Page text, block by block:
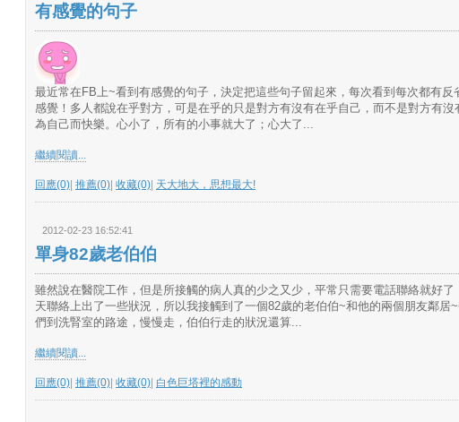
有感覺的句子
最近常在FB上~看到有感覺的句子，決定把這些句子留起來，每次看到每次都有反
感覺！多人都說在乎對方，可是在乎的只是對方有沒有在乎自己，而不是對方有沒
為自己而快樂。心小了，所有的小事就大了；心大了...
繼續閱讀...
回應(0) 推薦(0) 收藏(0) 天大地大，思想最大!
2012-02-23 16:52:41
單身82歲老伯伯
雖然說在醫院工作，但是所接觸的病人真的少之又少，平常只需要電話聯絡就好了
天聯絡上出了一些狀況，所以我接觸到了一個82歲的老伯伯~和他的兩個朋友鄰居
們到洗腎室的路途，慢慢走，伯伯行走的狀況還算...
繼續閱讀...
回應(0) 推薦(0) 收藏(0) 白色巨塔裡的感動